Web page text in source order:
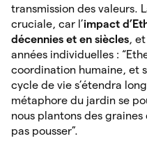
transmission des valeurs.
cruciale, car l’impact
décennies et en siècles,
années individuelles :
coordination humaine, et
cycle de vie s’étendra
métaphore du jardin se
nous plantons des
pas pousser”.